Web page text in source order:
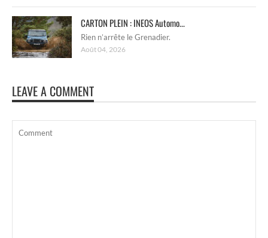
CARTON PLEIN : INEOS Automo...
Rien n’arrête le Grenadier.
Août 04, 2026
LEAVE A COMMENT